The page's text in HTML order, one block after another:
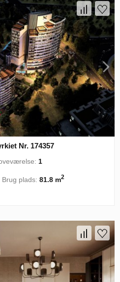
Nr. 174357
1
Brug plads:81.8 m2